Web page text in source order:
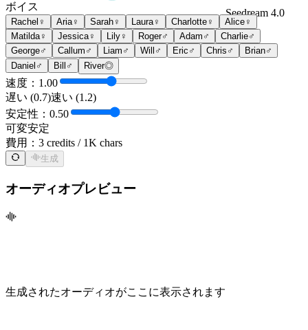
Seedream 4.0
Sign In
ボイス
Rachel ♀ Aria♀ Sarah ♀ Laura♀ Charlotte ♀ Alice ♀
Matilda♀ Jessica♀ Lily ♀ Roger♂ Adam ♂ Charlie♂
George♂ Callum ♂ Liam ♂ Will ♂ Eric ♂ Chris ♂ Brian♂
Daniel ♂ Bill ♂ River◎
速度：1.00
遅い (0.7)速い (1.2)
安定性：0.50
可変安定
費用： 3 credits / 1K chars
生成
オーディオプレビュー
生成されたオーディオがここに表示されます